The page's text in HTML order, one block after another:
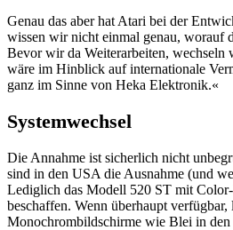
Genau das aber hat Atari bei der
wissen wir nicht einmal genau, worauf
Bevor wir da Weiterarbeiten, wechseln
wäre im Hinblick auf internationale
ganz im Sinne von Heka Elektronik.«
Systemwechsel
Die Annahme ist sicherlich nicht
sind in den USA die Ausnahme (und
Lediglich das Modell 520 ST mit
beschaffen. Wenn überhaupt verfügbar,
Monochrombildschirme wie Blei in den